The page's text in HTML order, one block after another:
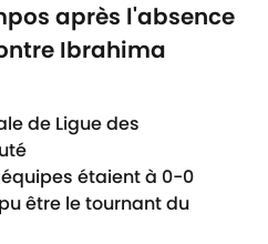
après l'absence
Ibrahima
de Ligue des
étaient à 0-0
être le tournant du